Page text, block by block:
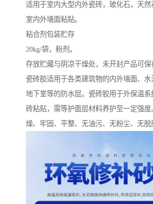
适用于室内大型内外瓷砖，玻化石，天
室内外墙面粘贴。
粘合剂包装贮存
20kg/袋，粉剂。
存放贮藏与阴凉干燥处，未开封产品可保
瓷砖胶适用于各类建筑物的内外墙面、水
地下室等的防水层。瓷砖胶用于外保温
砖粘贴，需等护面层材料养护至一定强度
燥、牢固、平整、无油污、无粉尘、无脱